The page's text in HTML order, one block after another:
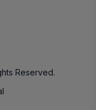
Reserved.